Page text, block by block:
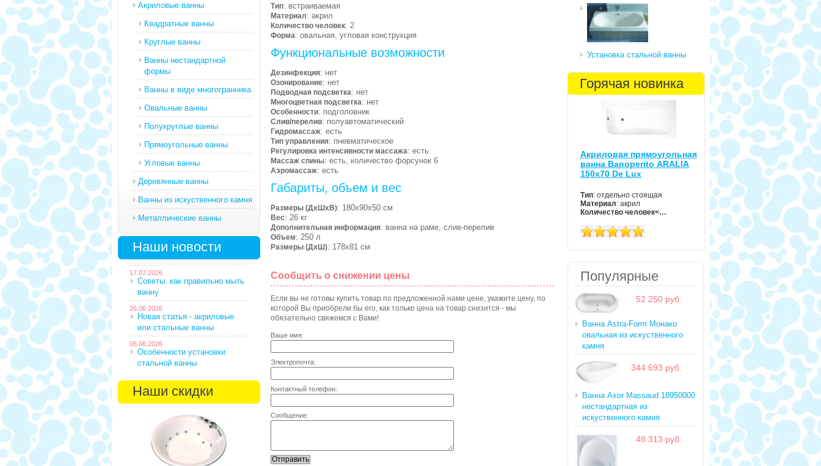
Акриловые ванны
Квадратные ванны
Круглые ванны
Ванны нестандартной
формы
Ванны в виде многогранника
Овальные ванны
Полукруглые ванны
Прямоугольные ванны
Угловые ванны
Деревянные ванны
Ванны из искуственного камня
Металлические ванны
Наши новости
17.07.2026
Советы: как правильно мыть
ванну
26.06.2026
Новая статья - акриловые
или стальные ванны
05.06.2026
Особенности установки
стальной ванны
Наши скидки
Тип: встраиваемая
Материал: акрил
Количество человек: 2
Форма: овальная, угловая конструкция
Функциональные возможности
Дезинфекция: нет
Озонирование: нет
Подводная подсветка: нет
Многоцветная подсветка: нет
Особенности: подголовник
Слив/перелив: полуавтоматический
Гидромассаж: есть
Тип управления: пневматическое
Регулировка интенсивности массажа: есть
Массаж спины: есть, количество форсунок 6
Аэромассаж: есть
Габариты, объем и вес
Размеры (ДхШхВ): 180х90х50 см
Вес: 26 кг
Дополнительная информация: ванна на раме, слив-перелив
Объем: 250 л
Размеры (ДхШ): 178х81 см
Сообщить о снижении цены
Если вы не готовы купить товар по предложенной нами цене, укажите цену, по
которой Вы приобрели бы его, как только цена на товар снизится - мы
обязательно свяжемся с Вами!
Ваше имя:
Электропочта:
Контактный телефон:
Сообщение:
Установка стальной ванны
Горячая новинка
Акриловая прямоугольная
ванна Banoperito ARALIA
150x70 De Lux
Тип: отдельно стоящая
Материал: акрил
Количество человек<…
Популярные
52 250 руб.
Ванна Astra-Form Монако
овальная из искуственного
камня
344 693 руб.
Ванна Axor Massaud 18950000
нестандартная из
искуственного камня
48 313 руб.